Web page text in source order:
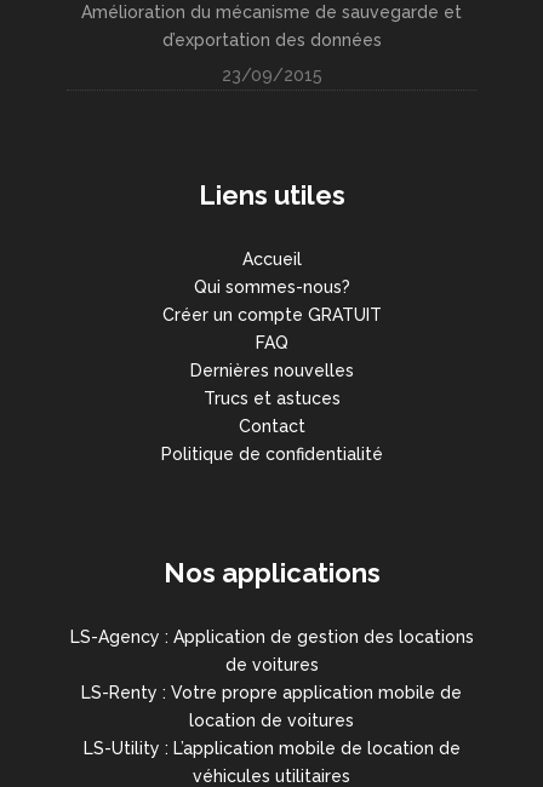
Amélioration du mécanisme de sauvegarde et
d’exportation des données
23/09/2015
Liens utiles
Accueil
Qui sommes-nous?
Créer un compte GRATUIT
FAQ
Dernières nouvelles
Trucs et astuces
Contact
Politique de confidentialité
Nos applications
LS-Agency : Application de gestion des locations
de voitures
LS-Renty : Votre propre application mobile de
location de voitures
LS-Utility : L’application mobile de location de
véhicules utilitaires